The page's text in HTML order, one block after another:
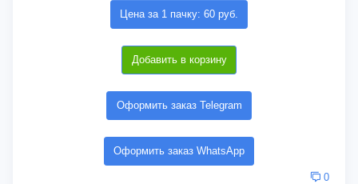
Цена за 1 пачку: 60 руб.
Добавить в корзину
Оформить заказ Telegram
Оформить заказ WhatsApp
0